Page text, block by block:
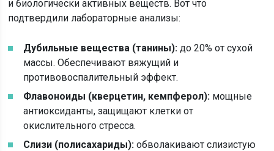
и биологически активных веществ. Вот что
подтвердили лабораторные анализы:
Дубильные вещества (танины): до 20% от сухой
массы. Обеспечивают вяжущий и
противовоспалительный эффект.
Флавоноиды (кверцетин, кемпферол): мощные
антиоксиданты, защищают клетки от
окислительного стресса.
Слизи (полисахариды): обволакивают слизистую